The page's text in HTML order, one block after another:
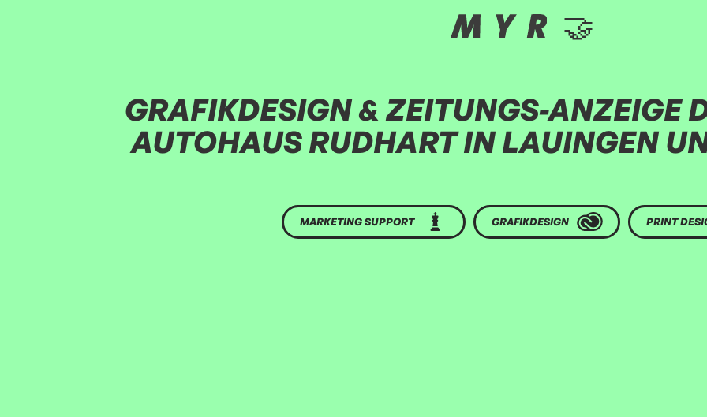
🤝
GRAFIKDESIGN & ZEITUNGS-ANZEIGE
AUTOHAUS RUDHART IN LAUINGEN
MARKETING SUPPORT GRAFIKDESIGN PRINT